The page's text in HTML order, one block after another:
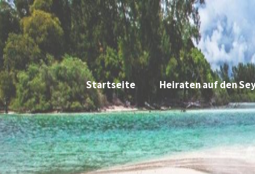
Startseite Heiraten auf den